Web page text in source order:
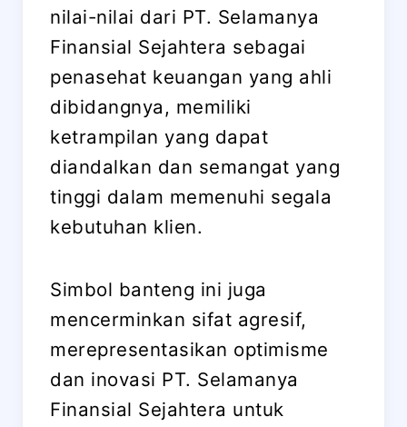
nilai-nilai dari PT. Selamanya
Finansial Sejahtera sebagai
penasehat keuangan yang ahli
dibidangnya, memiliki
ketrampilan yang dapat
diandalkan dan semangat yang
tinggi dalam memenuhi segala
kebutuhan klien.
Simbol banteng ini juga
mencerminkan sifat agresif,
merepresentasikan optimisme
dan inovasi PT. Selamanya
Finansial Sejahtera untuk